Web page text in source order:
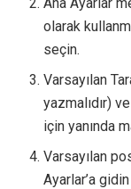
olarak
seçin.
Varsayılan
yazmalıdır)
için yanında
Varsayılan
Ayarlar’a